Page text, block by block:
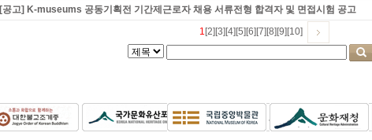
[공고] K-museums 공동기획전 기간제근로자 채용 서류전형 합격자 및 면접시험 공고
1 [2] [3] [4] [5] [6] [7] [8] [9] [10]